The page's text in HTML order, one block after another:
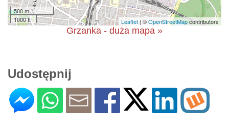
500 m
1000 ft
Leaflet | ©OpenStreetMapcontributors
Grzanka - duża mapa »
Udostępnij